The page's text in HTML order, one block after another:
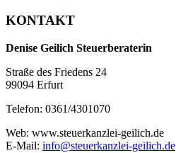
KONTAKT
Denise Geilich Steuerberaterin
Straße des Friedens 24
99094 Erfurt
Telefon: 0361/4301070
Web: www.steuerkanzlei-geilich.de
E-Mail: info@steuerkanzlei-geilich.de